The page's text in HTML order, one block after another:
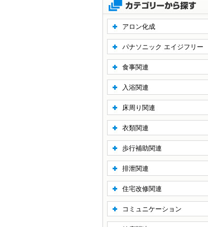
アロン化成
パナソニック エイジフリー
食事関連
入浴関連
床周り関連
衣類関連
歩行補助関連
排泄関連
住宅改修関連
コミュニケーション